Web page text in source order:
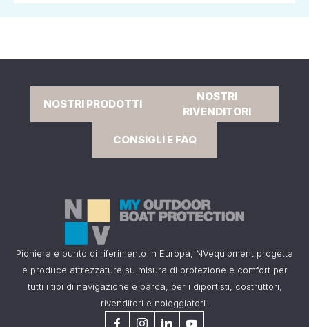
NOSTRI PRODOTTI
NOSTRI
RIVENDITORI
CONSIGLI E FAQ
Pioniera e punto di riferimento in Europa, NVequipment progetta
e produce attrezzature su misura di protezione e comfort per
tutti i tipi di navigazione e barca, per i diportisti, costruttori,
rivenditori e noleggiatori.